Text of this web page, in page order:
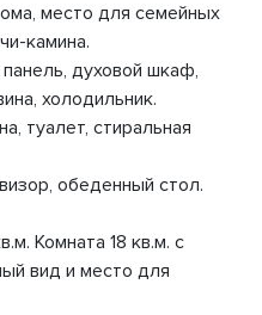
место для семейных
камина.
духовой шкаф,
холодильник.
туалет, стиральная
обеденный стол.
Комната 18 кв.м. с
вид и место для